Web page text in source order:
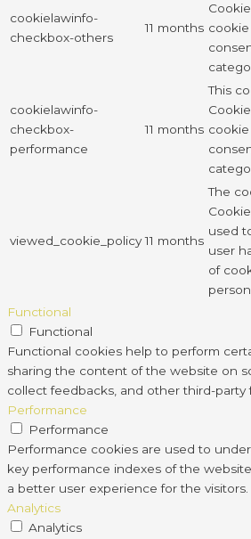
cookielawinfo-
checkbox-others
11 months
cookielawinfo-
checkbox-
performance
11 months
This
viewed_cookie_policy 11 months
The
used
user
of
Functional
Functional
Functional cookies help to perform
sharing the content of the website on
collect feedbacks, and other third-party
Performance
Performance
Performance cookies are used to
key performance indexes of the
a better user experience for the visitors.
Analytics
Analytics